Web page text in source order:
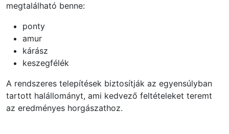
megtalálható benne:
ponty
amur
kárász
keszegfélék
A rendszeres telepítések biztosítják az egyensúlyban
tartott halállományt, ami kedvező feltételeket teremt
az eredményes horgászathoz.